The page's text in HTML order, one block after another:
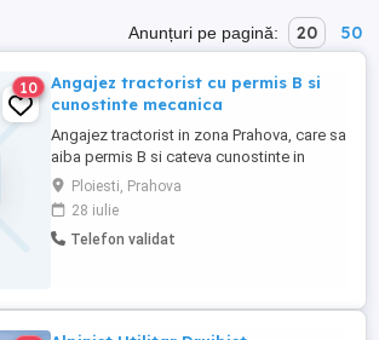
Anunțuri pe pagină: 20 50
10
Angajez tractorist cu permis B si
cunostinte mecanica
Angajez tractorist in zona Prahova, care sa
aiba permis B si cateva cunostinte in
mecanica, nu sa fie specializat, dar sa stie
sa arunce un ochi in caz ca se strica ceva.
Sunati va rog pentru mai multe detalii! Ofer
7000 lei pe luna.
Ploiesti, Prahova
28 iulie
Telefon validat